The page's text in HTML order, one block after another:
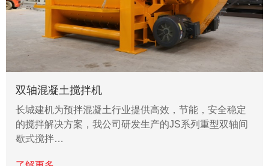
双轴混凝土搅拌机
长城建机为预拌混凝土行业提供高效，节能，安全稳定
的搅拌解决方案，我公司研发生产的JS系列重型双轴间
歇式搅拌…